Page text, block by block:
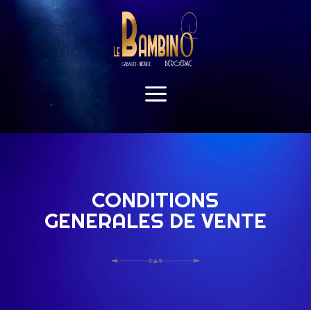
a
CONDITIONS
GENERALES DE VENTE